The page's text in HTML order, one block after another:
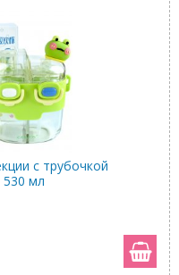
с трубочкой
530 мл